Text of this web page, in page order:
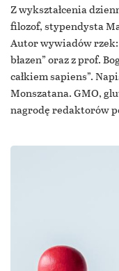
Z wykształcenia
filozof, stypendysta
Autor wywiadów
błazen” oraz z prof.
całkiem sapiens”.
Monszatana. GMO,
nagrodę redaktorów